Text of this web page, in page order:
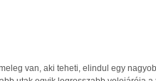
meleg van, aki teheti, elindul egy